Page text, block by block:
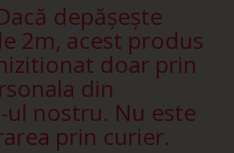
depășește
2m, acest produs
doar prin
din
nostru. Nu este
prin curier.